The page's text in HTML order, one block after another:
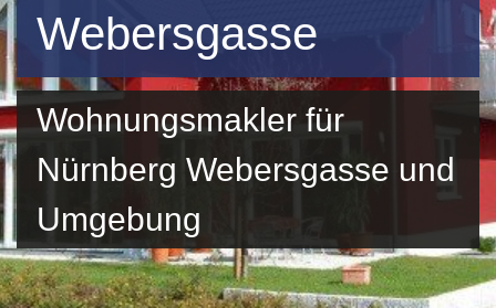
Webersgasse
Wohnungsmakler für
Nürnberg Webersgasse und
Umgebung